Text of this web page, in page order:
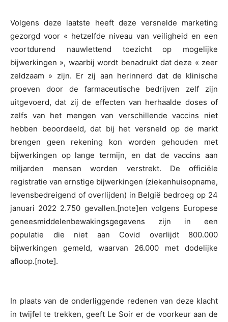
Volgens deze laatste heeft deze versnelde marketing
gezorgd voor « hetzelfde niveau van veiligheid en een
voortdurend nauwlettend toezicht op mogelijke
bijwerkingen », waarbij wordt benadrukt dat deze « zeer
zeldzaam » zijn. Er zij aan herinnerd dat de klinische
proeven door de farmaceutische bedrijven zelf zijn
uitgevoerd, dat zij de effecten van herhaalde doses of
zelfs van het mengen van verschillende vaccins niet
hebben beoordeeld, dat bij het versneld op de markt
brengen geen rekening kon worden gehouden met
bijwerkingen op lange termijn, en dat de vaccins aan
miljarden mensen worden verstrekt. De officiële
registratie van ernstige bijwerkingen (ziekenhuisopname,
levensbedreigend of overlijden) in België bedroeg op 24
januari 2022 2.750 gevallen.[note]en volgens Europese
geneesmiddelenbewakingsgegevens zijn in een
populatie die niet aan Covid overlijdt 800.000
bijwerkingen gemeld, waarvan 26.000 met dodelijke
afloop.[note].
In plaats van de onderliggende redenen van deze klacht
in twijfel te trekken, geeft Le Soir er de voorkeur aan de